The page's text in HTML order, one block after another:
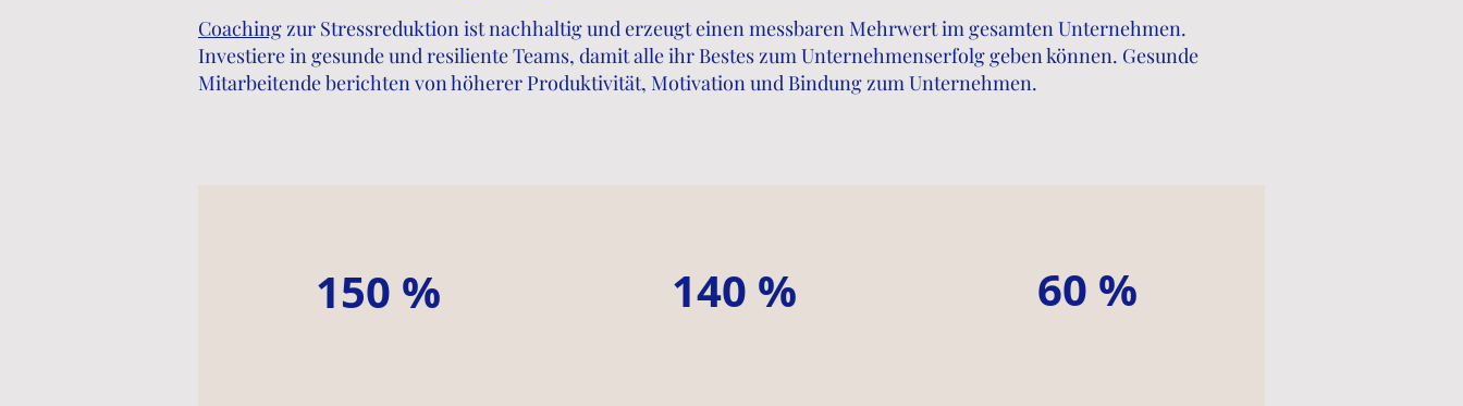
Coaching zur Stressreduktion ist nachhaltig und erzeugt einen messbaren Mehrwert im gesamten Unternehmen.
Investiere in gesunde und resiliente Teams, damit alle ihr Bestes zum Unternehmenserfolg geben können. Gesunde
Mitarbeitende berichten von höherer Produktivität, Motivation und Bindung zum Unternehmen.
150 % 140 % 60 %